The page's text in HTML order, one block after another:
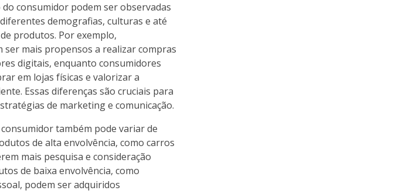
consumidor podem ser observadas
demografias, culturas e até
produtos. Por exemplo,
ser mais propensos a realizar compras
digitais, enquanto consumidores
em lojas físicas e valorizar a
Essas diferenças são cruciais para
de marketing e comunicação.
também pode variar de
de alta envolvência, como carros
mais pesquisa e consideração
de baixa envolvência, como
podem ser adquiridos